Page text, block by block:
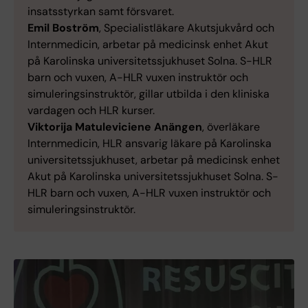
insatsstyrkan samt försvaret.
Emil Boström, Specialistläkare Akutsjukvård och
Internmedicin, arbetar på medicinsk enhet Akut
på Karolinska universitetssjukhuset Solna. S-HLR
barn och vuxen, A-HLR vuxen instruktör och
simuleringsinstruktör, gillar utbilda i den kliniska
vardagen och HLR kurser.
Viktorija Matuleviciene Anängen, överläkare
Internmedicin, HLR ansvarig läkare på Karolinska
universitetssjukhuset, arbetar på medicinsk enhet
Akut på Karolinska universitetssjukhuset Solna. S-
HLR barn och vuxen, A-HLR vuxen instruktör och
simuleringsinstruktör.